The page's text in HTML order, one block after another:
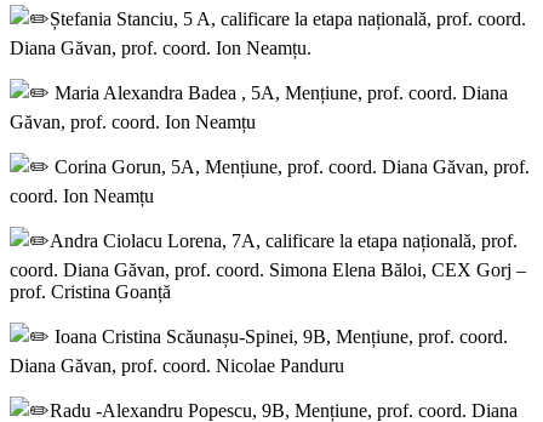
Ștefania Stanciu, 5 A, calificare la etapa națională, prof. coord.
Diana Găvan, prof. coord. Ion Neamțu.
Maria Alexandra Badea , 5A, Mențiune, prof. coord. Diana
Găvan, prof. coord. Ion Neamțu
Corina Gorun, 5A, Mențiune, prof. coord. Diana Găvan, prof.
coord. Ion Neamțu
Andra Ciolacu Lorena, 7A, calificare la etapa națională, prof.
coord. Diana Găvan, prof. coord. Simona Elena Băloi, CEX Gorj –
prof. Cristina Goanță
Ioana Cristina Scăunașu-Spinei, 9B, Mențiune, prof. coord.
Diana Găvan, prof. coord. Nicolae Panduru
Radu -Alexandru Popescu, 9B, Mențiune, prof. coord. Diana